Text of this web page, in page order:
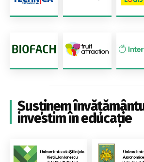
Susținem
investim în educație